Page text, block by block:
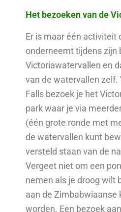
Het bezoeken van de
Er is maar één activiteit
onderneemt tijdens zijn
Victoriawatervallen en
van de watervallen zelf.
Falls bezoek je het
park waar je via
(één grote ronde met
de watervallen kunt
versteld staan van de
Vergeet niet om een
nemen als je droog wilt
aan de Zimbabwiaanse
worden. Een bezoek